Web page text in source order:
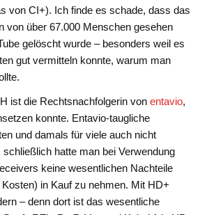
von CI+). Ich finde es schade, dass das
von über 67.000 Menschen gesehen
gelöscht wurde – besonders weil es
gut vermitteln konnte, warum man
ist die Rechtsnachfolgerin von entavio,
konnte. Entavio-taugliche
und damals für viele auch nicht
hatte man bei Verwendung
keine wesentlichen Nachteile
in Kauf zu nehmen. Mit HD+
– denn dort ist das wesentliche